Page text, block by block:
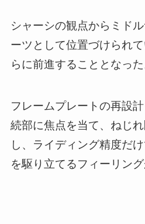
シャーシの観点からミド
ーツとして位置づけられ
らに前進することとなった
フレームプレートの再設
続部に焦点を当て、ねじ
し、ライディング精度だ
を駆り立てるフィーリン